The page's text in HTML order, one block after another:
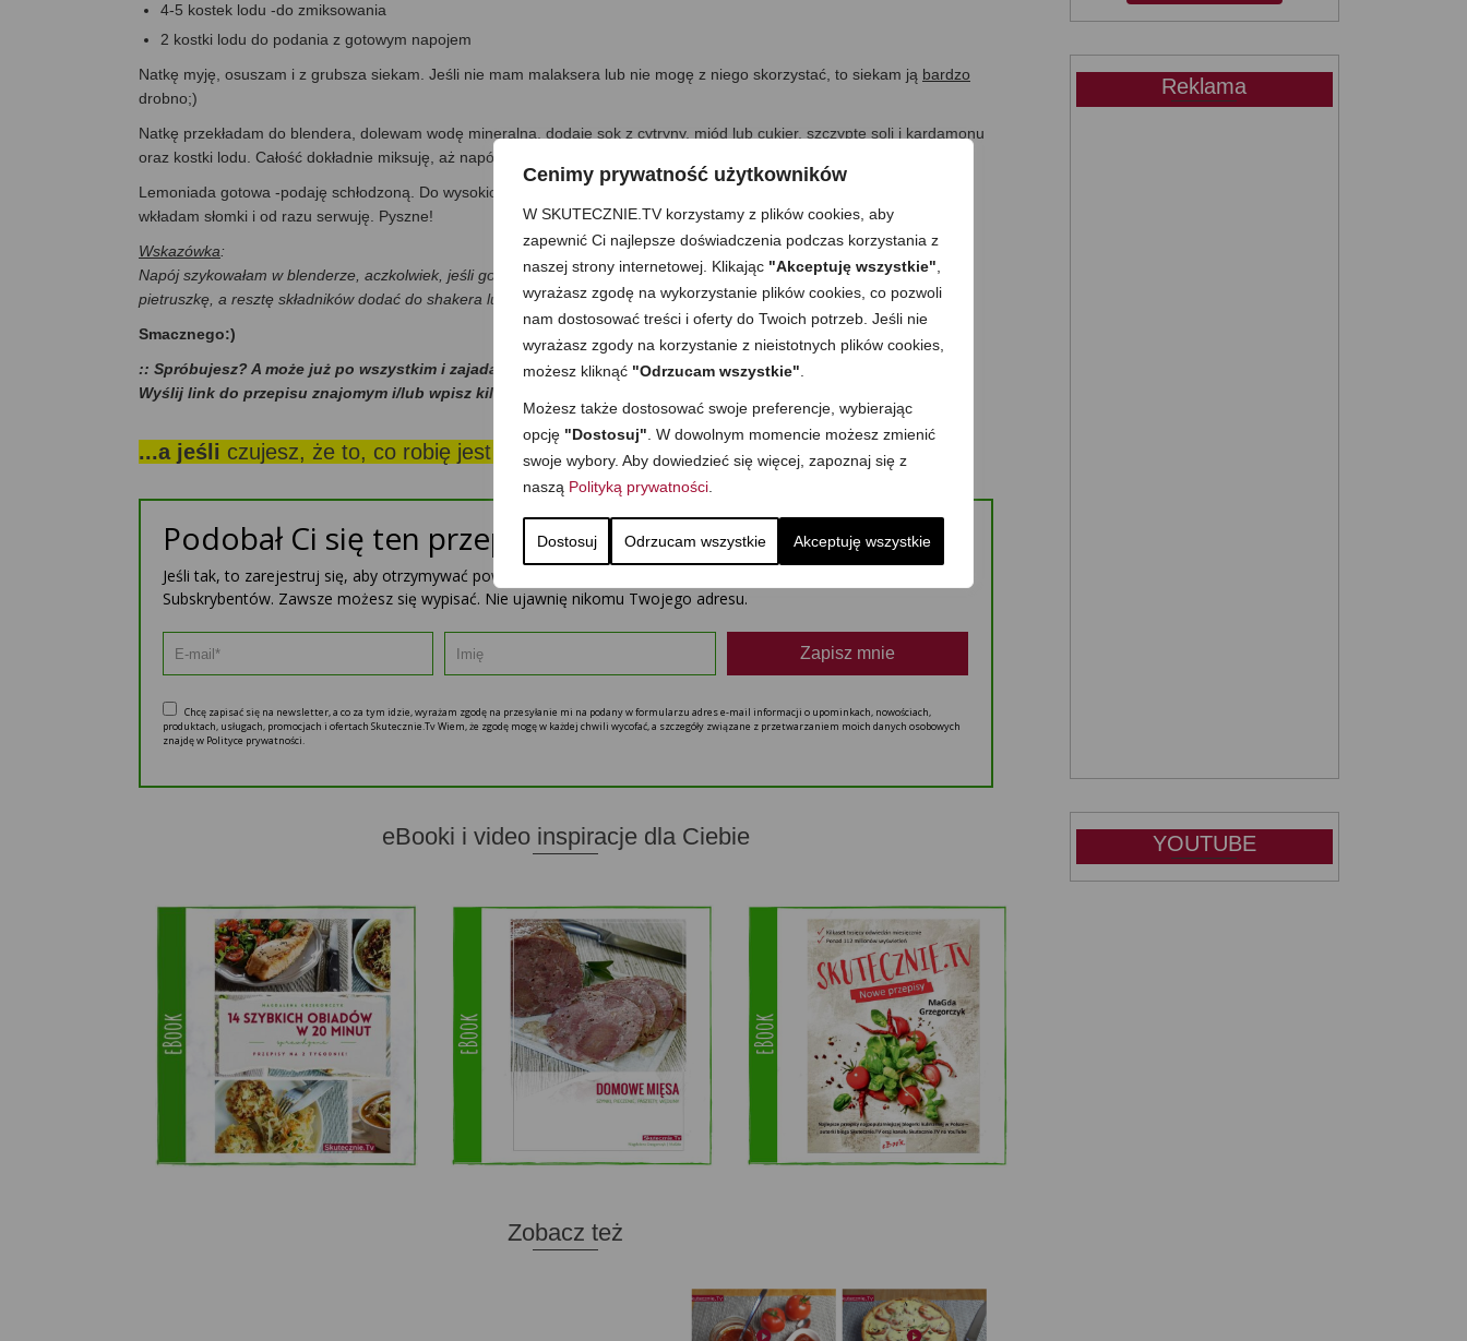
Cenimy prywatność użytkowników
W SKUTECZNIE.TV korzystamy z plików cookies, aby
zapewnić Ci najlepsze doświadczenia podczas korzystania z
naszej strony internetowej. Klikając "Akceptuję wszystkie"
wyrażasz zgodę na wykorzystanie plików cookies, co pozwoli
nam dostosować treści i oferty do Twoich potrzeb. Jeśli nie
wyrażasz zgody na korzystanie z nieistotnych plików cookies,
możesz kliknąć "Odrzucam wszystkie"
Możesz także dostosować swoje preferencje, wybierając
opcję "Dostosuj" . W dowolnym momencie możesz zmienić
swoje wybory. Aby dowiedzieć się więcej, zapoznaj się z
naszą Polityką prywatności
Dostosuj Odrzucam wszystkie Akceptuję wszystkie
4-5 kostek lodu -do zmiksowania
2 kostki lodu do podania z gotowym napojem
Natkę myję, osuszam i z grubsza siekam. Jeśli nie mam malaksera lub nie mogę z niego skorzystać, to siekam ją bardzo
drobno;­)
Natkę przekładam do blendera, dolewam wodę mineralną, dodaję sok z cytryny, miód lub cukier, szczyptę soli i kardamonu
oraz kostki lodu. Całość dokładnie miksuję, aż napój się spieni, a pietruszka będzie drobno posiekana.
Lemoniada gotowa -podaję schłodzoną. Do wysokich szklanek dodaję lód
wkładam słomki i od razu serwuję. Pyszne!
Wskazówka:
Napój szykowałam w blenderze, aczkolwiek, jeśli go nie mamy, to myślę, że można po prostu drobniutko posiekać
pietruszkę, a resztę składników dodać do shakera lub po prostu słoika z nakrętką i po zakręceniu mocno wstrząsnąć.
Smacznego:)
:: Spróbujesz? A może już po wszystkim i zajadasz się… ze smakiem:)?
Wyślij link do przepisu znajomym i/lub wpisz kilka słów w Komentarzach, dzieląc się Twoją opinią -dziękuję!
...a jeśli czujesz, że to, co robię jest wartościowe, po prostu POSTAW MI KAWĘ☕
Podobał Ci się ten przepis?
Jeśli tak, to zarejestruj się, aby otrzymywać powiadomienia o nowych przepisach oraz treści tylko dla
Subskrybentów. Zawsze możesz się wypisać. Nie ujawnię nikomu Twojego adresu.
Zapisz mnie
Chcę zapisać się na newsletter, a co za tym idzie, wyrażam zgodę na przesyłanie mi na podany w formularzu adres e-mail informacji o upominkach, nowościach,
produktach, usługach, promocjach i ofertach Skutecznie.Tv Wiem, że zgodę mogę w każdej chwili wycofać, a szczegóły związane z przetwarzaniem moich danych osobowych
znajdę w Polityce prywatności.
eBooki i video inspiracje dla Ciebie
Zobacz też
Reklama
YOUTUBE